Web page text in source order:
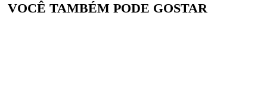
VOCÊ TAMBÉM PODE GOSTAR